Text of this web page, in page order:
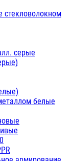
стекловолокном
серые
белые